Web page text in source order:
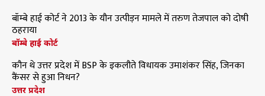
बॉम्बे हाई कोर्ट ने 2013 के यौन उत्पीड़न मामले में तरुण तेजपाल को दोषी
ठहराया
बॉम्बे हाई कोर्ट
कौन थे उत्तर प्रदेश में BSP के इकलौते विधायक उमाशंकर सिंह, जिनका
कैंसर से हुआ निधन?
उत्तर प्रदेश